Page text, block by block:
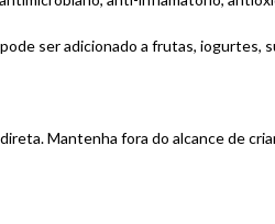
ser adicionado a frutas, iogurtes,
Mantenha fora do alcance de